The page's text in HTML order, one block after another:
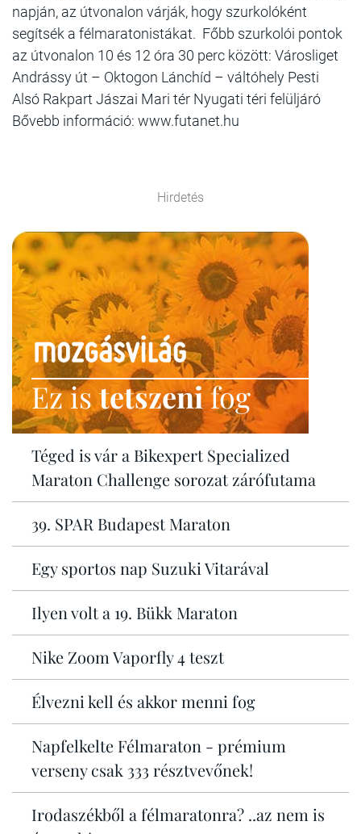
napján, az útvonalon várják, hogy szurkolóként
segítsék a félmaratonistákat. Főbb szurkolói pontok
az útvonalon 10 és 12 óra 30 perc között: Városliget
Andrássy út – Oktogon Lánchíd – váltóhely Pesti
Alsó Rakpart Jászai Mari tér Nyugati téri felüljáró
Bővebb információ: www.futanet.hu
Hirdetés
Ez istetszenifog
Téged is vár a Bikexpert Specialized
Maraton Challenge sorozat zárófutama
39. SPAR Budapest Maraton
Egy sportos nap Suzuki Vitarával
Ilyen volt a 19. Bükk Maraton
Nike Zoom Vaporfly 4 teszt
Élvezni kell és akkor menni fog
Napfelkelte Félmaraton - prémium
verseny csak 333 résztvevőnek!
Irodaszékből a félmaratonra? ..az nem is